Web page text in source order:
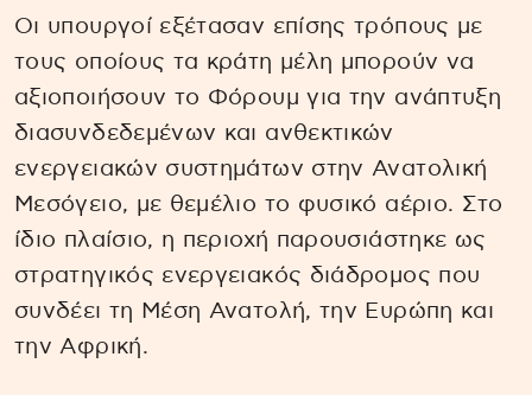
Οι υπουργοί εξέτασαν επίσης τρόπους με
τους οποίους τα κράτη μέλη μπορούν να
αξιοποιήσουν το Φόρουμ για την ανάπτυξη
διασυνδεδεμένων και ανθεκτικών
ενεργειακών συστημάτων στην Ανατολική
Μεσόγειο, με θεμέλιο το φυσικό αέριο. Στο
ίδιο πλαίσιο, η περιοχή παρουσιάστηκε ως
στρατηγικός ενεργειακός διάδρομος που
συνδέει τη Μέση Ανατολή, την Ευρώπη και
την Αφρική.